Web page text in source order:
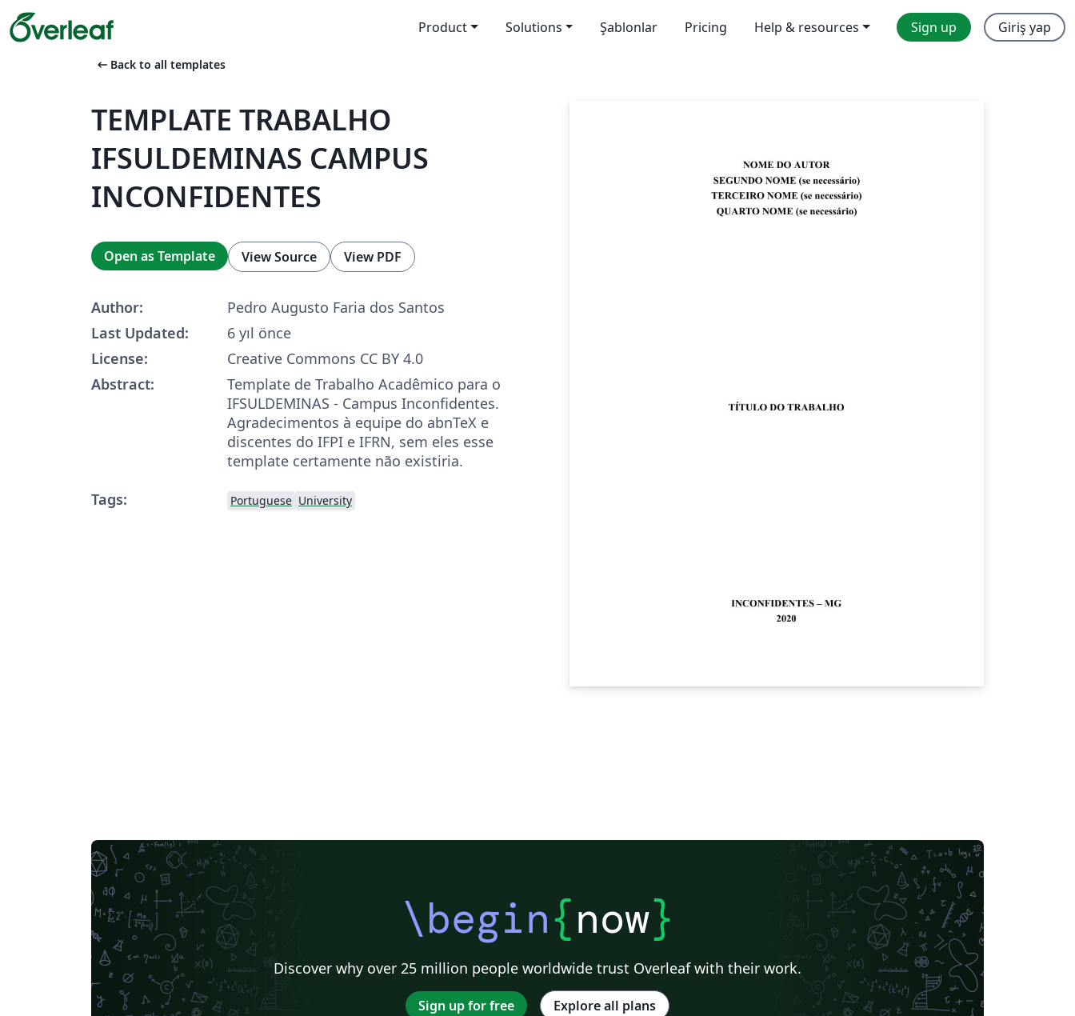
Product Solutions Şablonlar Pricing Help & resources Sign up Giriş yap
arrow_left_alt Back to all templates
TEMPLATE TRABALHO
IFSULDEMINAS CAMPUS
INCONFIDENTES
Open as Template View Source View PDF
Author:
Pedro Augusto Faria dos Santos
Last Updated:
6 yıl önce
License:
Creative Commons CC BY 4.0
Abstract:
Template de Trabalho Acadêmico para o
IFSULDEMINAS - Campus Inconfidentes.
Agradecimentos à equipe do abnTeX e
discentes do IFPI e IFRN, sem eles esse
template certamente não existiria.
Tags:
Portuguese University
\begin{now}
Discover why over 25 million people worldwide trust Overleaf with their work.
Sign up for free Explore all plans